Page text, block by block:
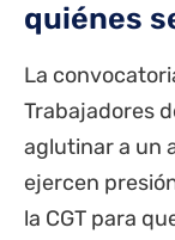
quiénes
La
Trabajadores
aglutinar a un
ejercen
la CGT para